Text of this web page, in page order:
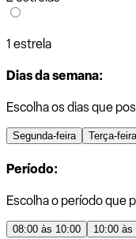
1 estrela
Dias da semana:
Escolha os dias que
Segunda-feira Terça-feira
Período:
Escolha o período que
08:00 às 10:00 10:00 às